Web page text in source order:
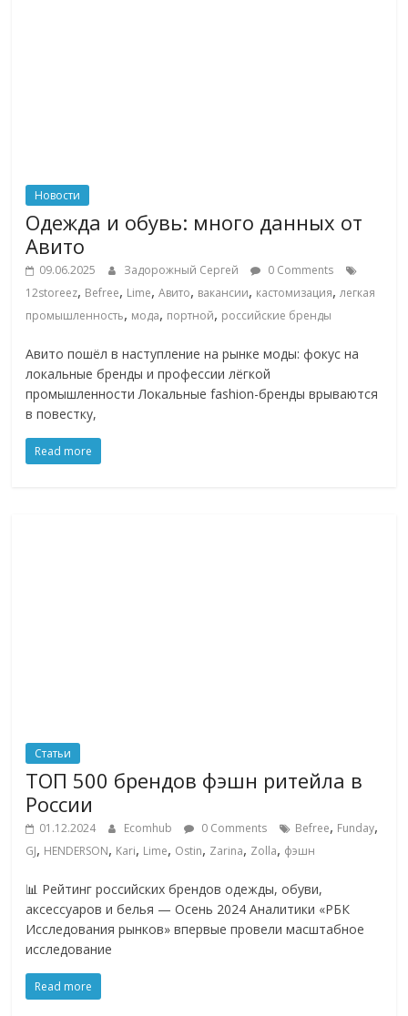
Новости
Одежда и обувь: много данных от
Авито
09.06.2025 Задорожный Сергей
0 Comments
12storeez, Befree, Lime,Авито, вакансии, кастомизация,легкая
промышленность, мода, портной, российские бренды
Авито пошёл в наступление на рынке моды: фокус на
локальные бренды и профессии лёгкой
промышленности Локальные fashion-бренды врываются
в повестку,
Read more
Статьи
ТОП 500 брендов фэшн ритейла в
России
01.12.2024 Ecomhub 0 Comments Befree, Funday,
GJ, HENDERSON, Kari, Lime, Ostin, Zarina, Zolla, фэшн
📊 Рейтинг российских брендов одежды, обуви,
аксессуаров и белья — Осень 2024 Аналитики «РБК
Исследования рынков» впервые провели масштабное
исследование
Read more